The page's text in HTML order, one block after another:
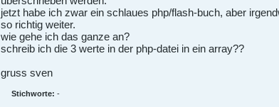
jetzt habe ich zwar ein schlaues php/flash-buch, aber
so richtig weiter.
wie gehe ich das ganze an?
schreib ich die 3 werte in der php-datei in ein array??
gruss sven
Stichworte: -